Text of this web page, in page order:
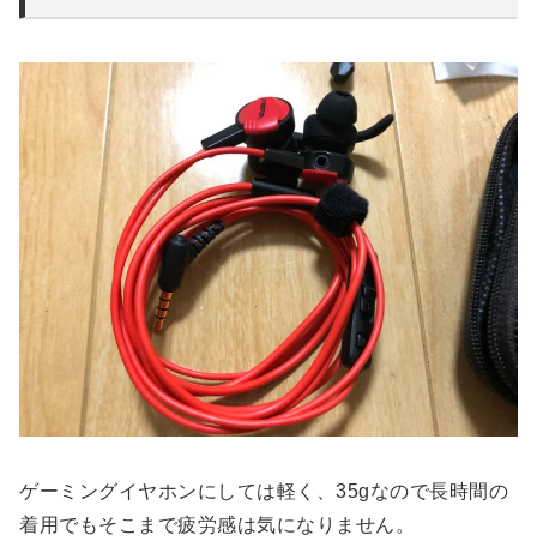
ゲーミングイヤホンにしては軽く、35gなので長時間の
着用でもそこまで疲労感は気になりません。